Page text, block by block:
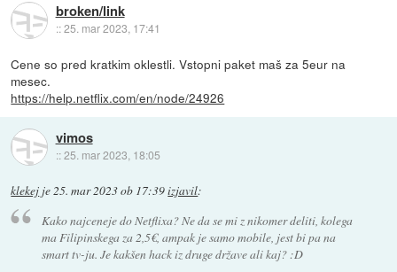
broken/link
::25. mar 2023, 17:41
Cene so pred kratkim oklestli. Vstopni paket maš za 5eur na
mesec.
https://help.netflix.com/en/node/24926
vimos
::25. mar 2023, 18:05
klekej je25. mar 2023 ob 17:39izjavil:
Kako najceneje do Netflixa? Ne da se mi z nikomer deliti, kolega
ma Filipinskega za 2,5€, ampak je samo mobile, jest bi pa na
smart tv-ju. Je kakšen hack iz druge države ali kaj? :D